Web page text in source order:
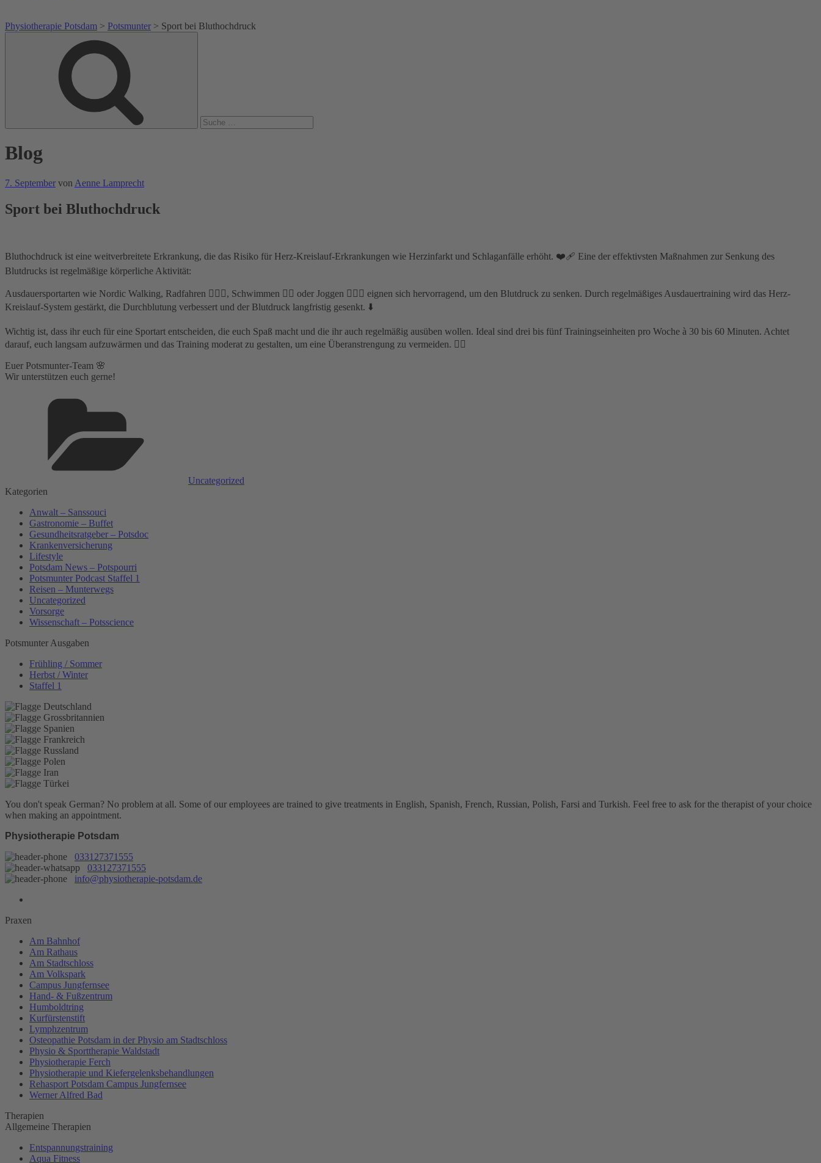
Physiotherapie Potsdam > Potsmunter > Sport bei Bluthochdruck
Blog
Veröffentlicht
7. September von Aenne Lamprecht
Sport bei Bluthochdruck
Bluthochdruck ist eine weitverbreitete Erkrankung, die das Risiko für Herz-Kreislauf-Erkrankungen wie Herzinfarkt und Schlaganfälle erhöht. ❤️‍🩹 Eine der effektivsten Maßnahmen zur Senkung des
Blutdrucks ist regelmäßige körperliche Aktivität:
Ausdauersportarten wie Nordic Walking, Radfahren 🚴🏻‍♂️, Schwimmen 🏊🏻 oder Joggen 🏃🏻‍♀️ eignen sich hervorragend, um den Blutdruck zu senken. Durch regelmäßiges Ausdauertraining wird das Herz-
Kreislauf-System gestärkt, die Durchblutung verbessert und der Blutdruck langfristig gesenkt. ⬇️
Wichtig ist, dass ihr euch für eine Sportart entscheiden, die euch Spaß macht und die ihr auch regelmäßig ausüben wollen. Ideal sind drei bis fünf Trainingseinheiten pro Woche à 30 bis 60 Minuten. Achtet
darauf, euch langsam aufzuwärmen und das Training moderat zu gestalten, um eine Überanstrengung zu vermeiden. ☝🏻
Euer Potsmunter-Team 🌸
Wir unterstützen euch gerne!
Uncategorized
Kategorien
Anwalt – Sanssouci
Gastronomie – Buffet
Gesundheitsratgeber – Potsdoc
Krankenversicherung
Lifestyle
Potsdam News – Potspourri
Potsmunter Podcast Staffel 1
Reisen – Munterwegs
Uncategorized
Vorsorge
Wissenschaft – Potsscience
Potsmunter Ausgaben
Frühling / Sommer
Herbst / Winter
Staffel 1
You don't speak German? No problem at all. Some of our employees are trained to give treatments in English, Spanish, French, Russian, Polish, Farsi and Turkish. Feel free to ask for the therapist of your choice
when making an appointment.
Physiotherapie Potsdam
033127371555
033127371555
info@physiotherapie-potsdam.de
Praxen
Am Bahnhof
Am Rathaus
Am Stadtschloss
Am Volkspark
Campus Jungfernsee
Hand- & Fußzentrum
Humboldtring
Kurfürstenstift
Lymphzentrum
Osteopathie Potsdam in der Physio am Stadtschloss
Physio & Sporttherapie Waldstadt
Physiotherapie Ferch
Physiotherapie und Kiefergelenksbehandlungen
Rehasport Potsdam Campus Jungfernsee
Werner Alfred Bad
Therapien
Allgemeine Therapien
Entspannungstraining
Aqua Fitness